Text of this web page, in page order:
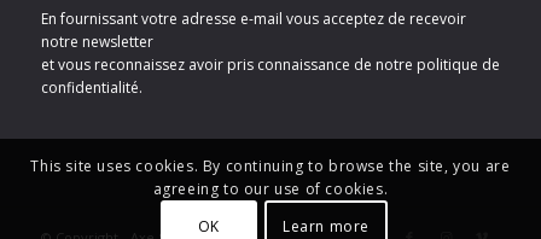
En fournissant votre adresse e-mail vous acceptez de recevoir
notre newsletter
et vous reconnaissez avoir pris connaissance de notre politique de
confidentialité.
This site uses cookies. By continuing to browse the site, you are
agreeing to our use of cookies.
OK
Learn more